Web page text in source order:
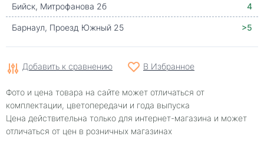
Бийск, Митрофанова 2б
4
Барнаул, Проезд Южный 25
>5
Добавить к сравнению В Избранное
Фото и цена товара на сайте может отличаться от
комплектации, цветопередачи и года выпуска
Цена действительна только для интернет-магазина и может
отличаться от цен в розничных магазинах